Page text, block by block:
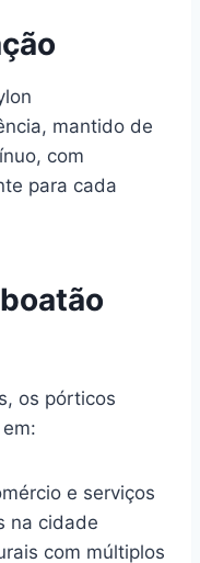
mantido de
com
para cada
os pórticos
e serviços
na cidade
com múltiplos